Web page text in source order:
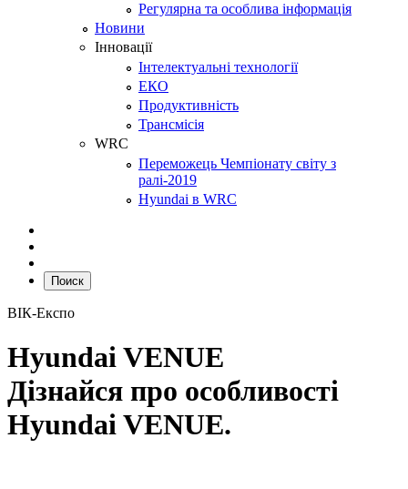
Регулярна та особлива інформація
Новини
Інновації
Інтелектуальні технології
ЕКО
Продуктивність
Трансмісія
WRC
Переможець Чемпіонату світу з
ралі-2019
Hyundai в WRC
Поиск
ВІК-Експо
Hyundai VENUE
Дізнайся про особливості
Hyundai VENUE.